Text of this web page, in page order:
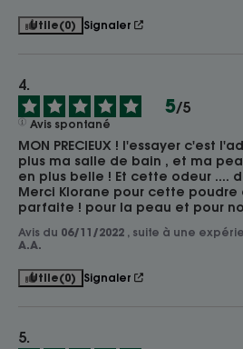
Utile(0) Signaler
5/5
Avis spontané
MON PRECIEUX ! l'essayer c'est
plus ma salle de bain , et ma
en plus belle ! Et cette odeur ....
Merci Klorane pour cette
parfaite ! pour la peau et pour
Avis du 06/11/2022 , suite à une
A.A.
Utile(0) Signaler